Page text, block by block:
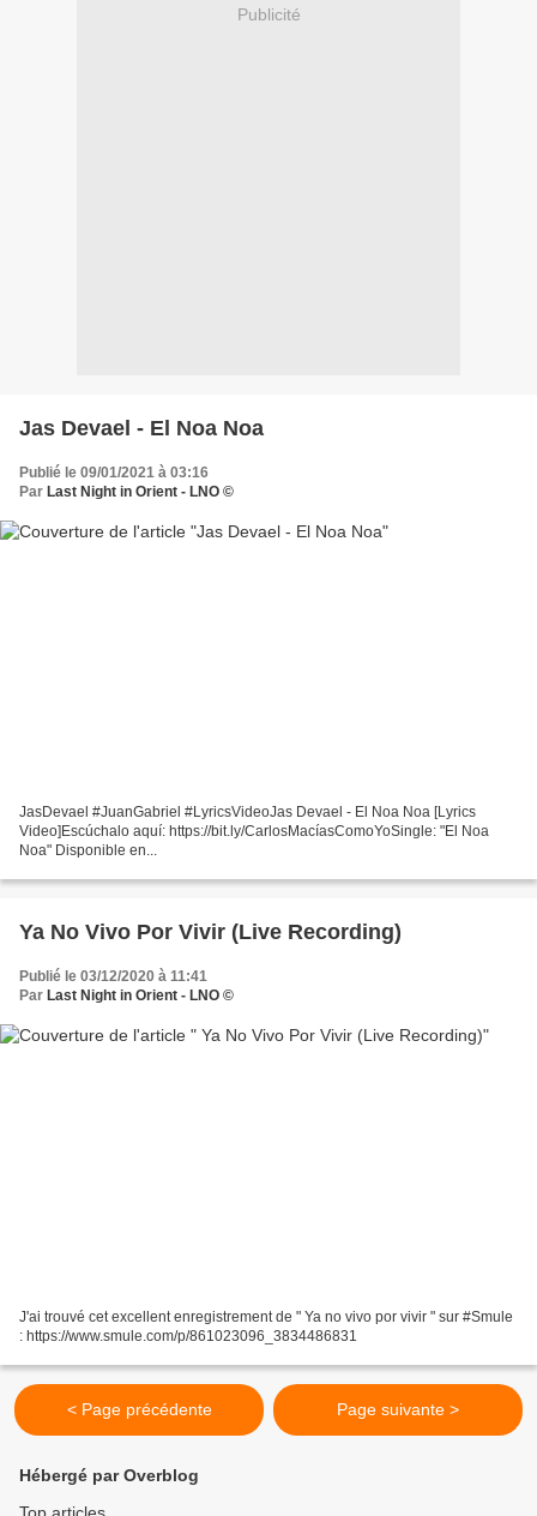
Publicité
Jas Devael - El Noa Noa
Publié le 09/01/2021 à 03:16
Par Last Night in Orient - LNO ©
JasDevael #JuanGabriel #LyricsVideoJas Devael - El Noa Noa [Lyrics
Video]Escúchalo aquí: https://bit.ly/CarlosMacíasComoYoSingle: "El Noa
Noa" Disponible en...
Ya No Vivo Por Vivir (Live Recording)
Publié le 03/12/2020 à 11:41
Par Last Night in Orient - LNO ©
J'ai trouvé cet excellent enregistrement de " Ya no vivo por vivir " sur #Smule
: https://www.smule.com/p/861023096_3834486831
< Page précédente Page suivante >
Hébergé par Overblog